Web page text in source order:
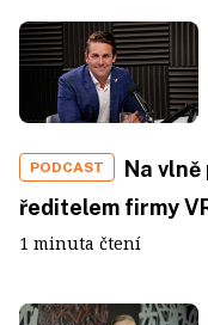
PODCAST
Na
ředitelem firmy
1 minuta čtení